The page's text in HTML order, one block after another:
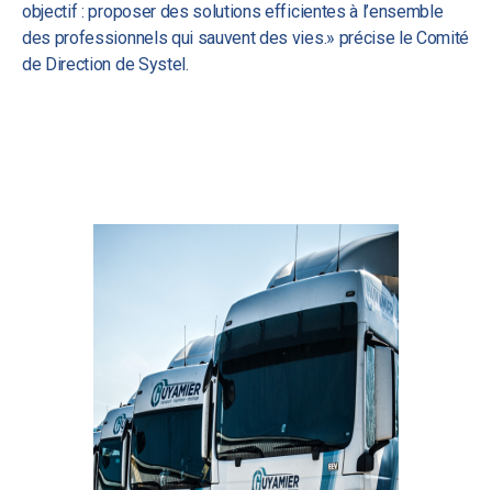
objectif : proposer des solutions efficientes à l’ensemble
des professionnels qui sauvent des vies.» précise le Comité
de Direction de Systel.